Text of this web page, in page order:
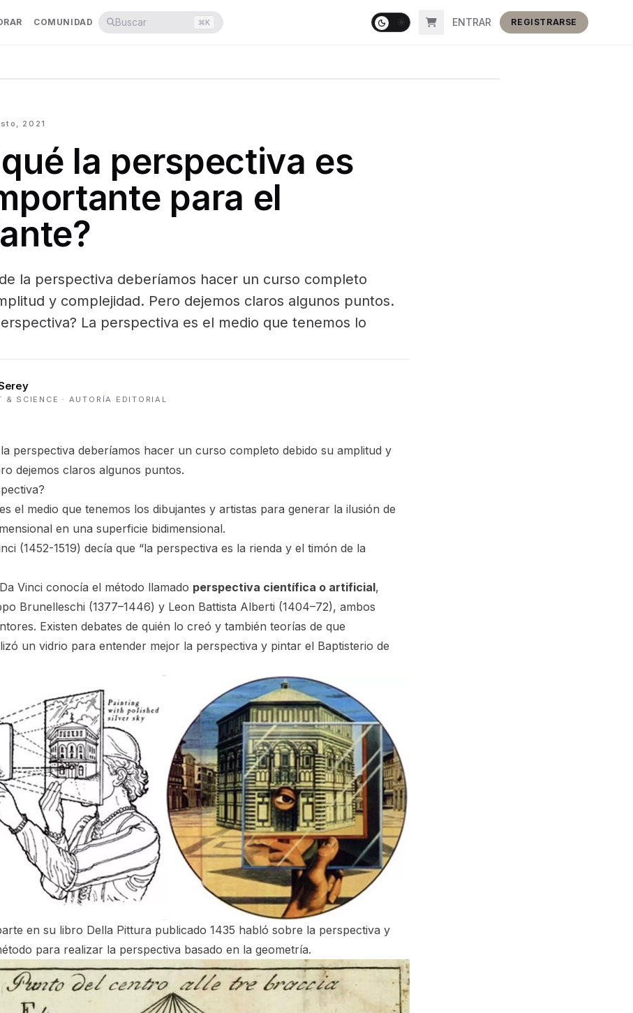
COMUNIDAD Buscar ⌘K ENTRAR REGISTRARSE
2021
la perspectiva es
para el
la perspectiva deberíamos hacer un curso completo
y complejidad. Pero dejemos claros algunos puntos.
La perspectiva es el medio que tenemos lo
& SCIENCE · AUTORÍA EDITORIAL
perspectiva deberíamos hacer un curso completo debido su amplitud y
dejemos claros algunos puntos.
el medio que tenemos los dibujantes y artistas para generar la ilusión de
en una superficie bidimensional.
(1452-1519) decía que “la perspectiva es la rienda y el timón de la
Vinci conocía el método llamado perspectiva científica o artificial,
Brunelleschi (1377–1446) y Leon Battista Alberti (1404–72), ambos
Existen debates de quién lo creó y también teorías de que
un vidrio para entender mejor la perspectiva y pintar el Baptisterio de
en su libro Della Pittura publicado 1435 habló sobre la perspectiva y
para realizar la perspectiva basado en la geometría.